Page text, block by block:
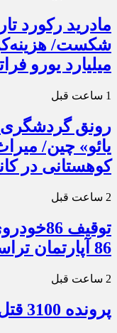
مادرید رکورد
میلیارد یورو
1 ساعت قبل
رونق گردشگری
یائو» چین/
کوهستانی در
2 ساعت قبل
86 آپارتمان تراستی‌ها
2 ساعت قبل
پرونده 3100 قتل به صلح و سازش ختم شد